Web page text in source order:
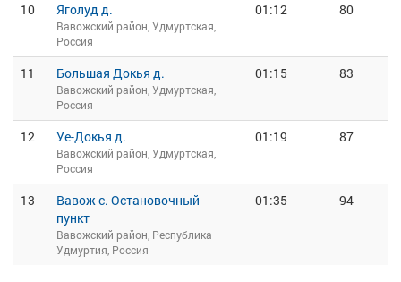
10 Яголуд д.
Вавожский район, Удмуртская,
Россия
01:12 80
11 Большая Докья д.
Вавожский район, Удмуртская,
Россия
01:15 83
12 Уе-Докья д.
Вавожский район, Удмуртская,
Россия
01:19 87
13
Вавож с. Остановочный
пункт
Вавожский район, Республика
Удмуртия, Россия
01:35 94